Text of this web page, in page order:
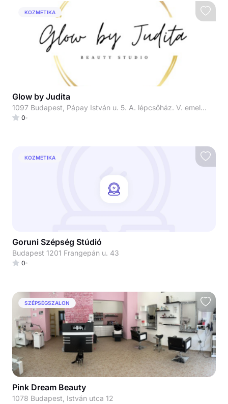
KOZMETIKA
Glow by Judita
1097 Budapest, Pápay István u. 5. A. lépcsőház. V. emelet 519. Kapucsengő: 519
0
KOZMETIKA
Goruni Szépség Stúdió
Budapest 1201 Frangepán u. 43
0
SZÉPSÉGSZALON
Pink Dream Beauty
1078 Budapest, István utca 12